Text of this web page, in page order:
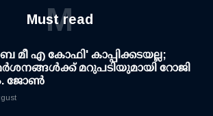
Must read
M
മീ എ കോഫി' കാപ്പിക്കടയല്ല;
മറുപടിയുമായി റോജി
ജോണ്‍